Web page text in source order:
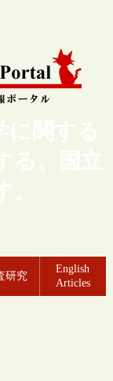
に関する
る、国立
研究
English
Articles